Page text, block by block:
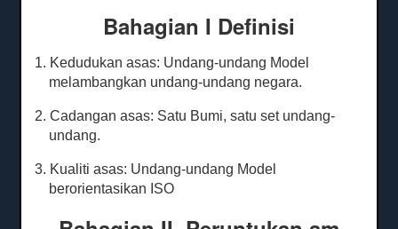
Bahagian I Definisi
1. Kedudukan asas: Undang-undang Model
melambangkan undang-undang negara.
2. Cadangan asas: Satu Bumi, satu set undang-
undang.
3. Kualiti asas: Undang-undang Model
berorientasikan ISO